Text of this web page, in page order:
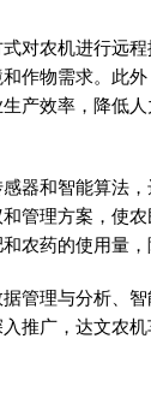
对农机进行远
作物需求。此
产效率，降低人
器和智能算法
管理方案，使
农药的使用量，
管理与分析、
推广，达文农